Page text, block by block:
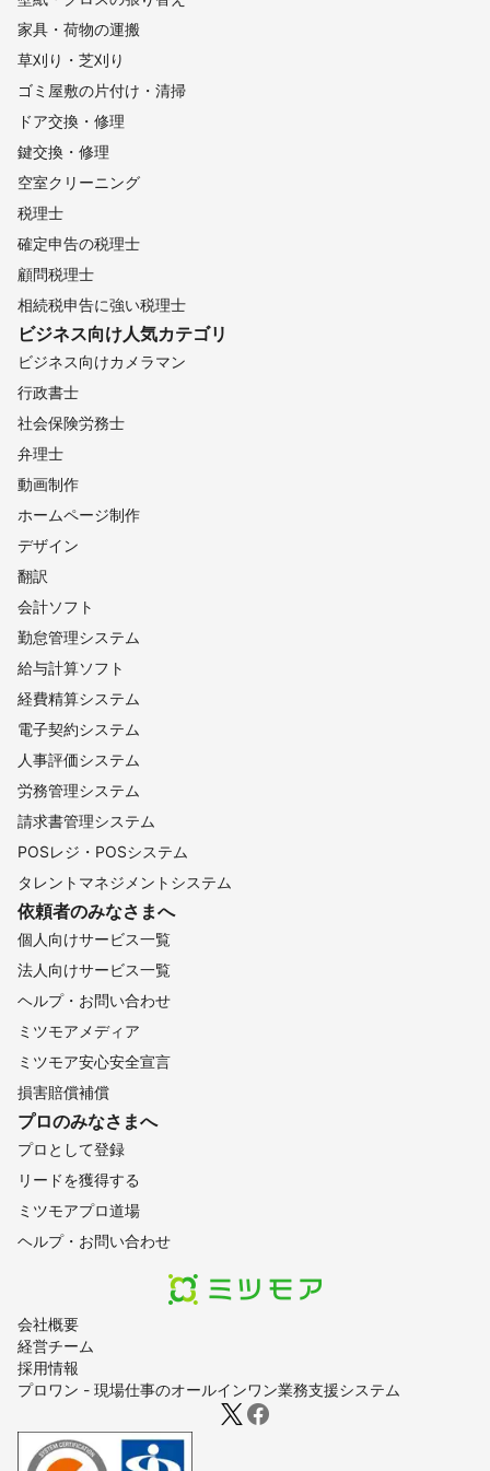
会社概要
経営チーム
採用情報
プロワン - 現場仕事のオールインワン業務支援システム
家具・荷物の運搬
草刈り・芝刈り
ゴミ屋敷の片付け・清掃
ドア交換・修理
鍵交換・修理
空室クリーニング
税理士
確定申告の税理士
顧問税理士
相続税申告に強い税理士
ビジネス向け人気カテゴリ
ビジネス向けカメラマン
行政書士
社会保険労務士
弁理士
動画制作
ホームページ制作
デザイン
翻訳
会計ソフト
勤怠管理システム
給与計算ソフト
経費精算システム
電子契約システム
人事評価システム
労務管理システム
請求書管理システム
POSレジ・POSシステム
タレントマネジメントシステム
依頼者のみなさまへ
個人向けサービス一覧
法人向けサービス一覧
ヘルプ・お問い合わせ
ミツモアメディア
ミツモア安心安全宣言
損害賠償補償
プロのみなさまへ
プロとして登録
リードを獲得する
ミツモアプロ道場
ヘルプ・お問い合わせ